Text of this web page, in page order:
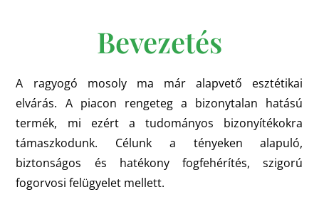
Bevezetés
A ragyogó mosoly ma már alapvető esztétikai
elvárás. A piacon rengeteg a bizonytalan hatású
termék, mi ezért a tudományos bizonyítékokra
támaszkodunk. Célunk a tényeken alapuló,
biztonságos és hatékony fogfehérítés, szigorú
fogorvosi felügyelet mellett.